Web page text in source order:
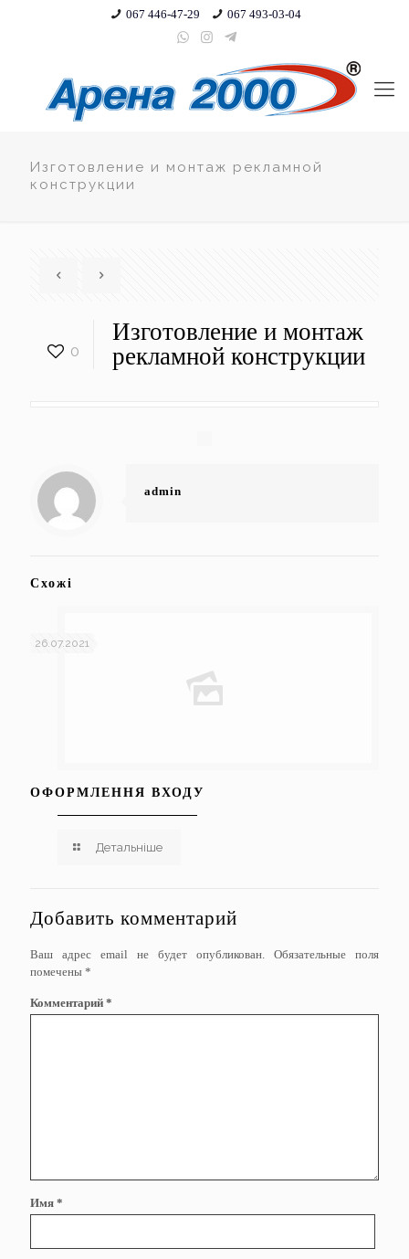
067 446-47-29 067 493-03-04
Изготовление и монтаж рекламной
конструкции
0
Изготовление и монтаж
рекламной конструкции
admin
Схожі
26.07.2021
ОФОРМЛЕННЯ ВХОДУ
Детальніше
Добавить комментарий
Ваш адрес email не будет опубликован.
Обязательные поля
помечены *
Комментарий *
Имя *